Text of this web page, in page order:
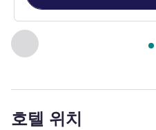
이전 - 객실
2 페이지 , 객실 1 :
호텔 위치